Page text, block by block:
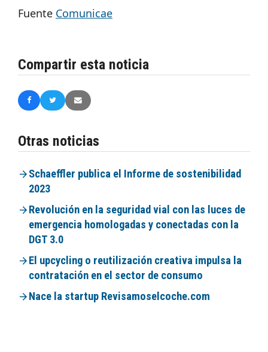
Fuente Comunicae
Compartir esta noticia
Otras noticias
Schaeffler publica el Informe de sostenibilidad
2023
Revolución en la seguridad vial con las luces de
emergencia homologadas y conectadas con la
DGT 3.0
El upcycling o reutilización creativa impulsa la
contratación en el sector de consumo
Nace la startup Revisamoselcoche.com